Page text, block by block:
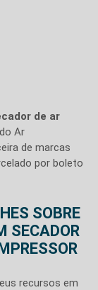
de ar
Ar
de marcas
por boleto
SOBRE
SECADOR
recursos em